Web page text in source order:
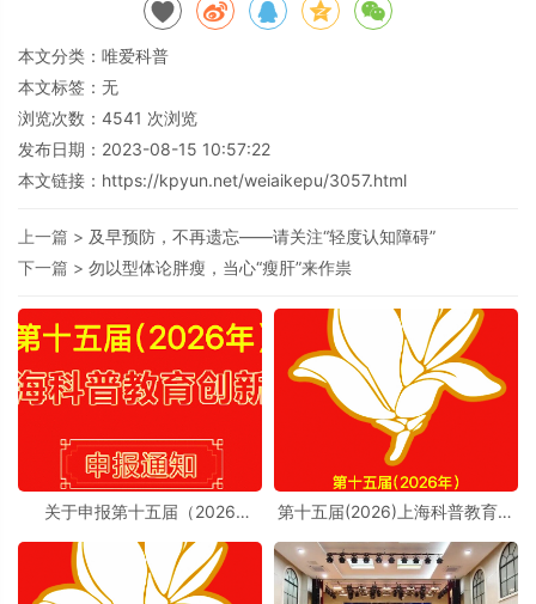
本文分类： 唯爱科普
本文标签：无
浏览次数： 4541 次浏览
发布日期：2023-08-15 10:57:22
本文链接： https://kpyun.net/weiaikepu/3057.html
上一篇 > 及早预防，不再遗忘——请关注“轻度认知障碍”
下一篇 > 勿以型体论胖瘦，当心“瘦肝”来作祟
关于申报第十五届（2026
知
第十五届(2026)上海科普教育创